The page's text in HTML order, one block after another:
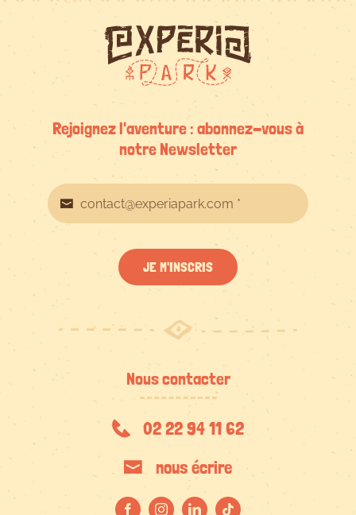
Rejoignez l'aventure : abonnez-vous à
notre Newsletter
JE M'INSCRIS
Nous contacter
02 22 94 11 62
nous écrire